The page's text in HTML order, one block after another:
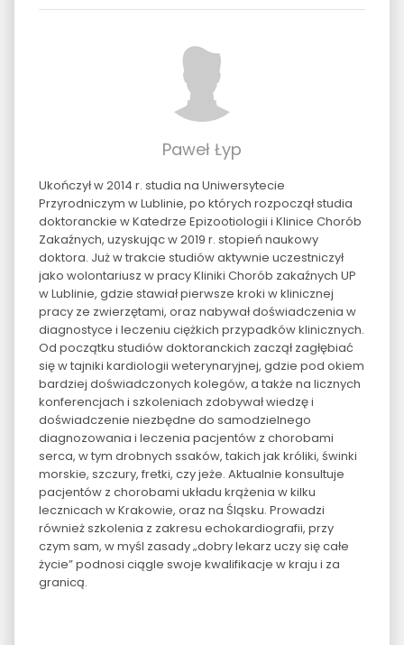
Paweł Łyp
Ukończył w 2014 r. studia na Uniwersytecie
Przyrodniczym w Lublinie, po których rozpoczął studia
doktoranckie w Katedrze Epizootiologii i Klinice Chorób
Zakaźnych, uzyskując w 2019 r. stopień naukowy
doktora. Już w trakcie studiów aktywnie uczestniczył
jako wolontariusz w pracy Kliniki Chorób zakaźnych UP
w Lublinie, gdzie stawiał pierwsze kroki w klinicznej
pracy ze zwierzętami, oraz nabywał doświadczenia w
diagnostyce i leczeniu ciężkich przypadków klinicznych.
Od początku studiów doktoranckich zaczął zagłębiać
się w tajniki kardiologii weterynaryjnej, gdzie pod okiem
bardziej doświadczonych kolegów, a także na licznych
konferencjach i szkoleniach zdobywał wiedzę i
doświadczenie niezbędne do samodzielnego
diagnozowania i leczenia pacjentów z chorobami
serca, w tym drobnych ssaków, takich jak króliki, świnki
morskie, szczury, fretki, czy jeże. Aktualnie konsultuje
pacjentów z chorobami układu krążenia w kilku
lecznicach w Krakowie, oraz na Śląsku. Prowadzi
również szkolenia z zakresu echokardiografii, przy
czym sam, w myśl zasady „dobry lekarz uczy się całe
życie” podnosi ciągle swoje kwalifikacje w kraju i za
granicą.